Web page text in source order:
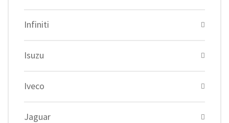
Infiniti
Isuzu
Iveco
Jaguar